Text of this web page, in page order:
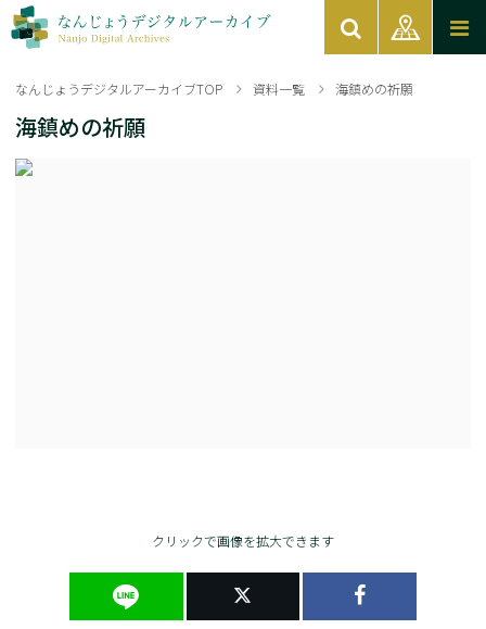
なんじょうデジタルアーカイブTOP 資料一覧 海鎮めの祈願
海鎮めの祈願
クリックで画像を拡大できます